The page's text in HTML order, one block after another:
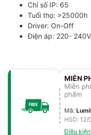
Chỉ số IP: 65
Tuổi thọ: >25000h
Driver: On-Off
Điện áp: 220-
MIỄN
Miễn
phẩm
Mã:
HSD:
Điều kiện